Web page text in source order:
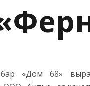
бар «Дом 68»